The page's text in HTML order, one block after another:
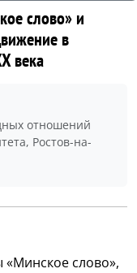
слово» и
в
века
отношений
Ростов-на-
слово»,